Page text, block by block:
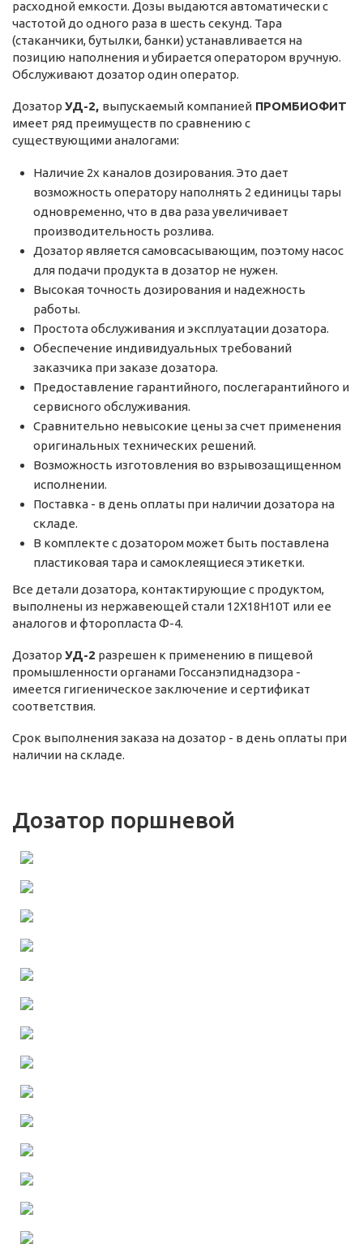
расходной емкости. Дозы выдаются автоматически с
частотой до одного раза в шесть секунд. Тара
(стаканчики, бутылки, банки) устанавливается на
позицию наполнения и убирается оператором вручную.
Обслуживают дозатор один оператор.
Дозатор УД-2, выпускаемый компанией ПРОМБИОФИТ
имеет ряд преимуществ по сравнению с
существующими аналогами:
Наличие 2х каналов дозирования. Это дает
возможность оператору наполнять 2 единицы тары
одновременно, что в два раза увеличивает
производительность розлива.
Дозатор является самовсасывающим, поэтому насос
для подачи продукта в дозатор не нужен.
Высокая точность дозирования и надежность
работы.
Простота обслуживания и эксплуатации дозатора.
Обеспечение индивидуальных требований
заказчика при заказе дозатора.
Предоставление гарантийного, послегарантийного и
сервисного обслуживания.
Сравнительно невысокие цены за счет применения
оригинальных технических решений.
Возможность изготовления во взрывозащищенном
исполнении.
Поставка - в день оплаты при наличии дозатора на
складе.
В комплекте с дозатором может быть поставлена
пластиковая тара и самоклеящиеся этикетки.
Все детали дозатора, контактирующие с продуктом,
выполнены из нержавеющей стали 12Х18Н10Т или ее
аналогов и фторопласта Ф-4.
Дозатор УД-2 разрешен к применению в пищевой
промышленности органами Госсанэпиднадзора -
имеется гигиеническое заключение и сертификат
соответствия.
Срок выполнения заказа на дозатор - в день оплаты при
наличии на складе.
Дозатор поршневой